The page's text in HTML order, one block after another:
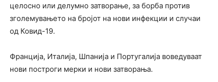
целосно или делумно затворање, за борба против
зголемувањето на бројот на нови инфекции и случаи
од Ковид-19.
Франција, Италија, Шпанија и Португалија воведуваат
нови построги мерки и нови затворања.